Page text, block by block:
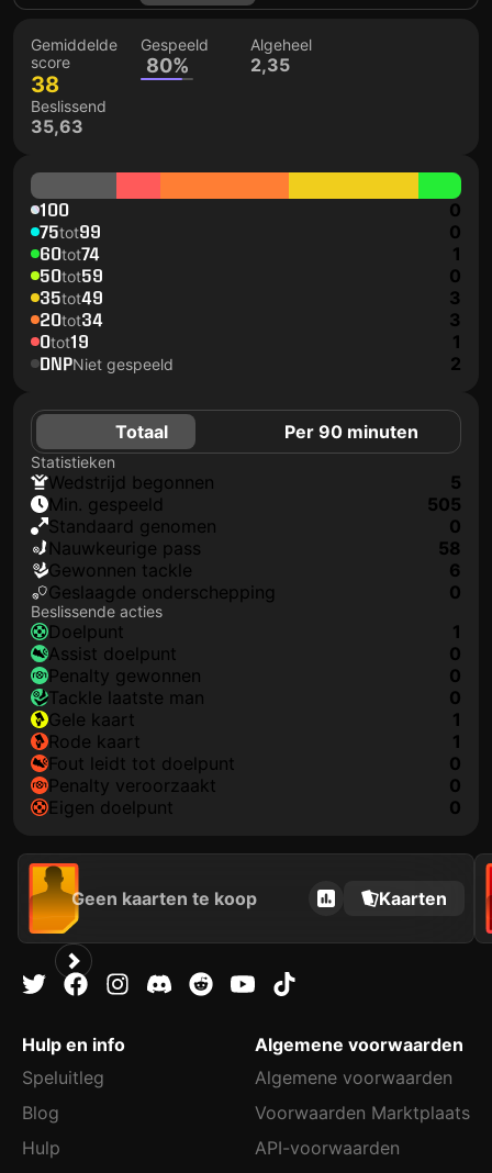
Gemiddelde
score
38
Gespeeld
80%
Algeheel
2,35
Beslissend
35,63
100 0
75tot99 0
60tot74 1
50tot59 0
35tot49 3
20tot34 3
0tot19 1
DNPNiet gespeeld 2
Totaal Per 90 minuten
Statistieken
wedstrijd begonnen
5
min. gespeeld
505
Standaard genomen
0
nauwkeurige pass
58
gewonnen tackle
6
geslaagde onderschepping
0
Beslissende acties
doelpunt
1
assist doelpunt
0
penalty gewonnen
0
tackle laatste man
0
gele kaart
1
rode kaart
1
fout leidt tot doelpunt
0
penalty veroorzaakt
0
eigen doelpunt
0
Geen kaarten te koop Kaarten
Hulp en info
Speluitleg
Blog
Hulp
Algemene voorwaarden
Algemene voorwaarden
Voorwaarden Marktplaats
API-voorwaarden